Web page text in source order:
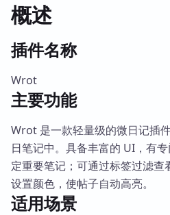
概述
插件名称
Wrot
主要功能
Wrot 是一款轻量级的微日记插
日笔记中。具备丰富的 UI，有
定重要笔记；可通过标签过滤
设置颜色，使帖子自动高亮。
适用场景